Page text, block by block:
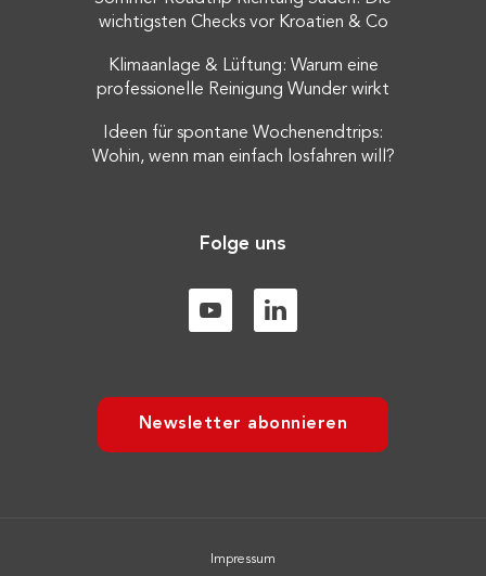
wichtigsten Checks vor Kroatien & Co
Klimaanlage & Lüftung: Warum eine
professionelle Reinigung Wunder wirkt
Ideen für spontane Wochenendtrips:
Wohin, wenn man einfach losfahren will?
Folge uns
Newsletter abonnieren
Impressum